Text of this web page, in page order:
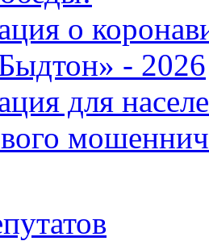
о
- 2026
для